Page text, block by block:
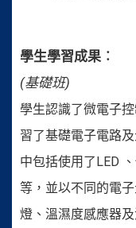
學生學習成果︰
(基礎班)
學生認識了微電子
習了基礎電子電路
中包括使用了 LED
等，並以不同的電
燈、溫濕度感應器